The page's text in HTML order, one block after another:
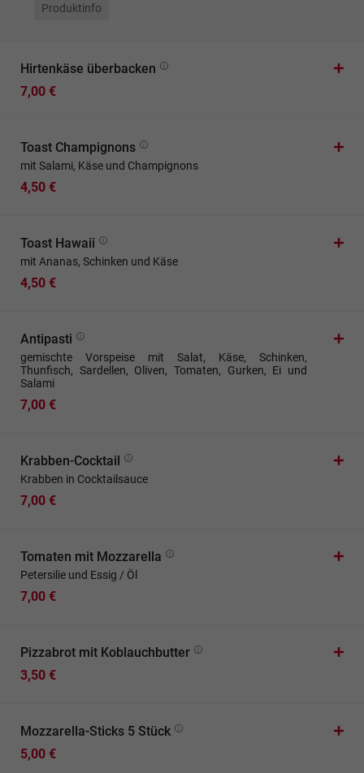
Produktinfo
Hirtenkäse überbacken
7,00 €
Toast Champignons
mit Salami, Käse und Champignons
4,50 €
Toast Hawaii
mit Ananas, Schinken und Käse
4,50 €
Antipasti
gemischte Vorspeise mit Salat, Käse, Schinken,
Thunfisch, Sardellen, Oliven, Tomaten, Gurken, Ei und
Salami
7,00 €
Krabben-Cocktail
Krabben in Cocktailsauce
7,00 €
Tomaten mit Mozzarella
Petersilie und Essig / Öl
7,00 €
Pizzabrot mit Koblauchbutter
3,50 €
Mozzarella-Sticks 5 Stück
5,00 €